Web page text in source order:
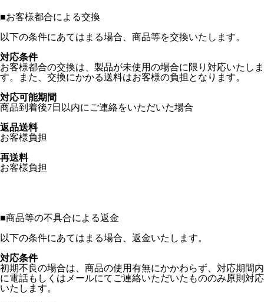
■お客様都合による交換
以下の条件にあてはまる場合、商品等を交換いたします。
対応条件
お客様都合の交換は、製品が未使用の場合に限り対応いたしま
す。また、交換にかかる送料はお客様の負担となります。
対応可能期間
商品到着後7日以内にご連絡をいただいた場合
返品送料
お客様負担
再送料
お客様負担
■商品等の不具合による返金
以下の条件にあてはまる場合、返金いたします。
対応条件
初期不良の場合は、商品の使用有無にかかわらず、対応期間内
に電話もしくはメールにてご連絡いただいたもののみ原則対応
いたします。